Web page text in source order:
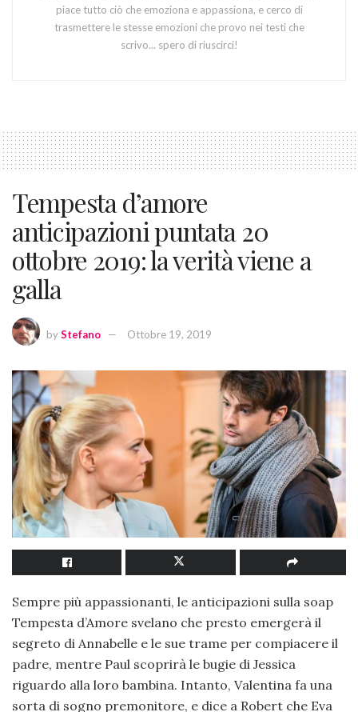
piace tutto ciò che emoziona e appassiona, e cerco di
trasmettere le stesse emozioni che provo nei testi che
scrivo... spero di riuscirci!
Tempesta d’amore
anticipazioni puntata 20
ottobre 2019: la verità viene a
galla
byStefano Ottobre 19, 2019
Sempre più appassionanti, le anticipazioni sulla soap
Tempesta d’Amore svelano che presto emergerà il
segreto di Annabelle e le sue trame per compiacere il
padre, mentre Paul scoprirà le bugie di Jessica
riguardo alla loro bambina. Intanto, Valentina fa una
sorta di sogno premonitore, e dice a Robert che Eva